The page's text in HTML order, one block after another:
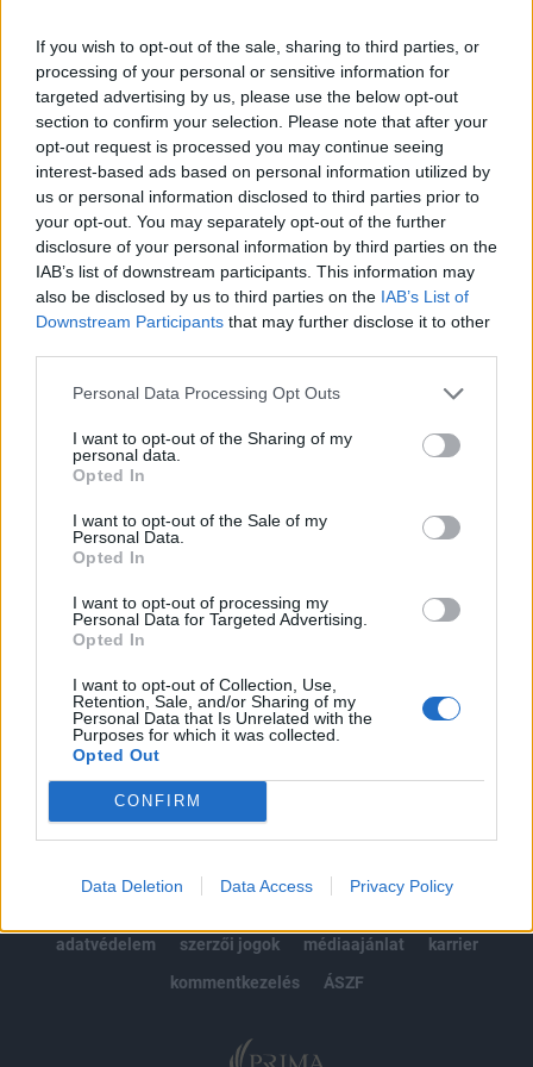
If you wish to opt-out of the sale, sharing to third parties, or
processing of your personal or sensitive information for
targeted advertising by us, please use the below opt-out
section to confirm your selection. Please note that after your
opt-out request is processed you may continue seeing
interest-based ads based on personal information utilized by
us or personal information disclosed to third parties prior to
your opt-out. You may separately opt-out of the further
disclosure of your personal information by third parties on the
IAB’s list of downstream participants. This information may
also be disclosed by us to third parties on the IAB’s List of
Downstream Participants that may further disclose it to other
Personal Data Processing Opt Outs
I want to opt-out of the Sharing of my
personal data.
Opted In
I want to opt-out of the Sale of my
Personal Data.
Opted In
I want to opt-out of processing my
Personal Data for Targeted Advertising.
Opted In
I want to opt-out of Collection, Use,
Retention, Sale, and/or Sharing of my
Personal Data that Is Unrelated with the
Purposes for which it was collected.
Opted Out
CONFIRM
Data Deletion Data Access Privacy Policy
korábbihoz képest 12 százalékkal több, 5 921 autót adott
el Magyarországon, ez zsinórban harmadik éve rekordot
jelent. Utoljára 2008-ban nyerte meg az eladási versenyt
itthon a prémium szegmensben a BMW, tavaly viszont 15
év után ismét Magyarország legnépszerűbb
prémiummárkája lett. A teljes eladáson belül a BMW márka
eladásai...
KEDVES OLVASÓNK!
regisztrációhoz kötött.
Az előfizetés a következőket tartalmazza:
Portfolio.hu teljes cikkarchívum
kötéslistái
Előfizetés
MÁR ELŐFIZETŐNK VAGY?BEJELENTKEZÉS
adatvédelem
szerzői jogok médiaajánlat
karrier
kommentkezelés
ÁSZF